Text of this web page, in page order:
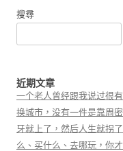
搜尋
近期文章
一个老人曾经跟我说过很
换城市，没有一件是靠周
牙就上了，然后人生就拐
么、买什么、去哪玩，你